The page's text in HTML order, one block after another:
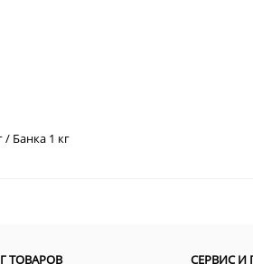
/ Банка 1 кг
ТОВАРОВ СЕРВИС И